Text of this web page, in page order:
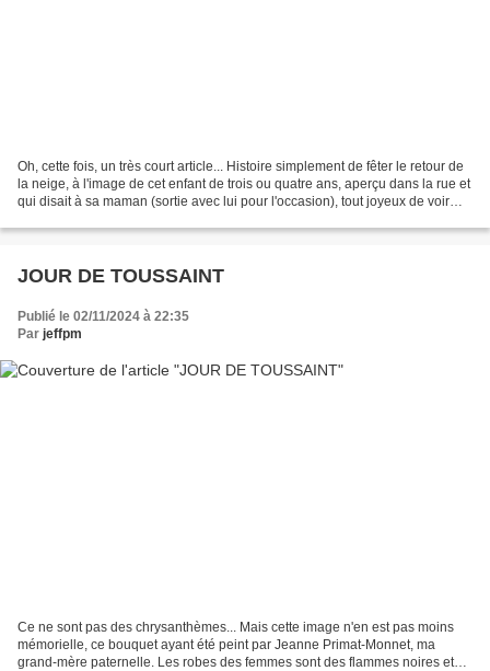
Oh, cette fois, un très court article... Histoire simplement de fêter le retour de
la neige, à l'image de cet enfant de trois ou quatre ans, aperçu dans la rue et
qui disait à sa maman (sortie avec lui pour l'occasion), tout joyeux de voir
JOUR DE TOUSSAINT
Publié le 02/11/2024 à 22:35
Par jeffpm
Ce ne sont pas des chrysanthèmes... Mais cette image n'en est pas moins
mémorielle, ce bouquet ayant été peint par Jeanne Primat-Monnet, ma
grand-mère paternelle. Les robes des femmes sont des flammes noires et